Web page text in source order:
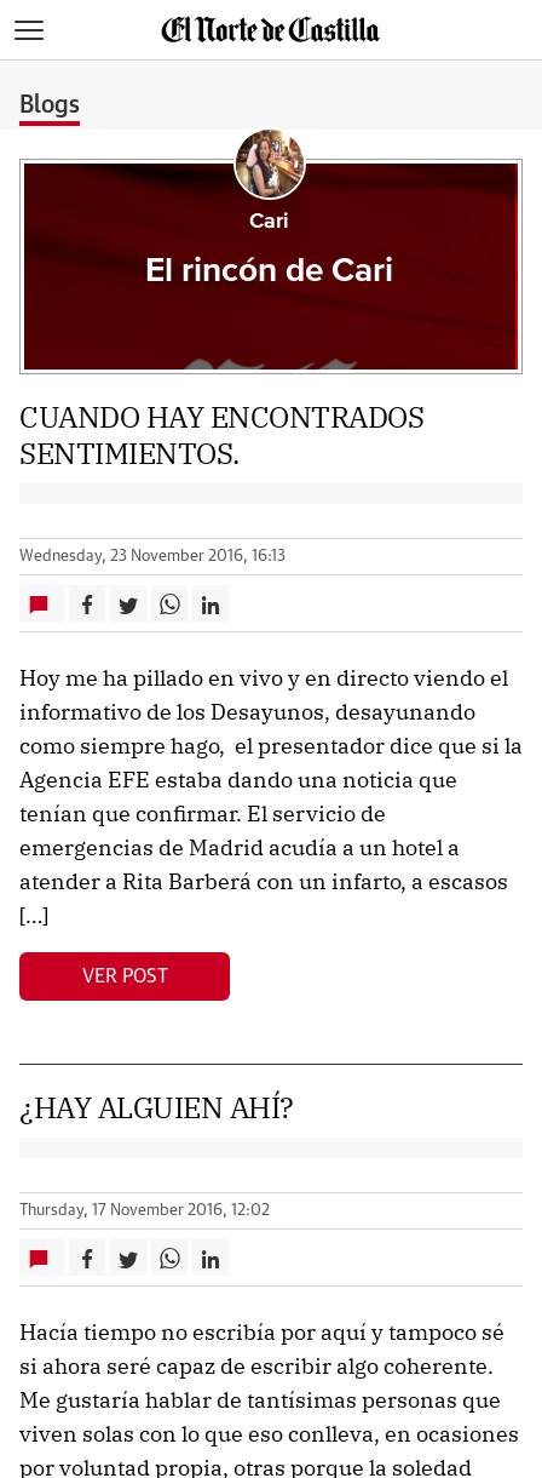
Blogs
Cari
El rincón de Cari
CUANDO HAY ENCONTRADOS
SENTIMIENTOS.
Wednesday, 23 November 2016, 16:13
Hoy me ha pillado en vivo y en directo viendo el
informativo de los Desayunos, desayunando
como siempre hago, el presentador dice que si la
Agencia EFE estaba dando una noticia que
tenían que confirmar. El servicio de
emergencias de Madrid acudía a un hotel a
atender a Rita Barberá con un infarto, a escasos
[…]
VER POST
¿HAY ALGUIEN AHÍ?
Thursday, 17 November 2016, 12:02
Hacía tiempo no escribía por aquí y tampoco sé
si ahora seré capaz de escribir algo coherente.
Me gustaría hablar de tantísimas personas que
viven solas con lo que eso conlleva, en ocasiones
por voluntad propia, otras porque la soledad